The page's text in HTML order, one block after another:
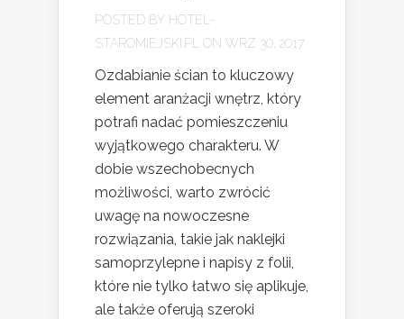
POSTED BY HOTEL-
STAROMIEJSKI.PL
ON WRZ 30, 2017
Ozdabianie ścian to kluczowy
element aranżacji wnętrz, który
potrafi nadać pomieszczeniu
wyjątkowego charakteru. W
dobie wszechobecnych
możliwości, warto zwrócić
uwagę na nowoczesne
rozwiązania, takie jak naklejki
samoprzylepne i napisy z folii,
które nie tylko łatwo się aplikuje,
ale także oferują szeroki